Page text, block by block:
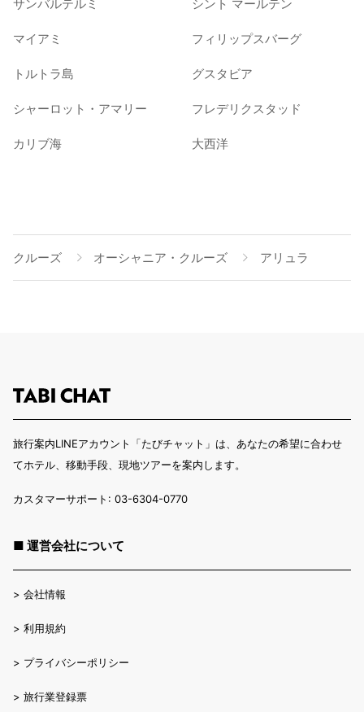
サンバルテルミ シント マールテン
マイアミ フィリップスバーグ
トルトラ島 グスタビア
シャーロット・アマリー フレデリクスタッド
カリブ海 大西洋
クルーズ オーシャニア・クルーズ アリュラ
旅行案内LINEアカウント「たびチャット」は、あなたの希望に合わせ
てホテル、移動手段、現地ツアーを案内します。
カスタマーサポート: 03-6304-0770
■ 運営会社について
> 会社情報
> 利用規約
> プライバシーポリシー
> 旅行業登録票